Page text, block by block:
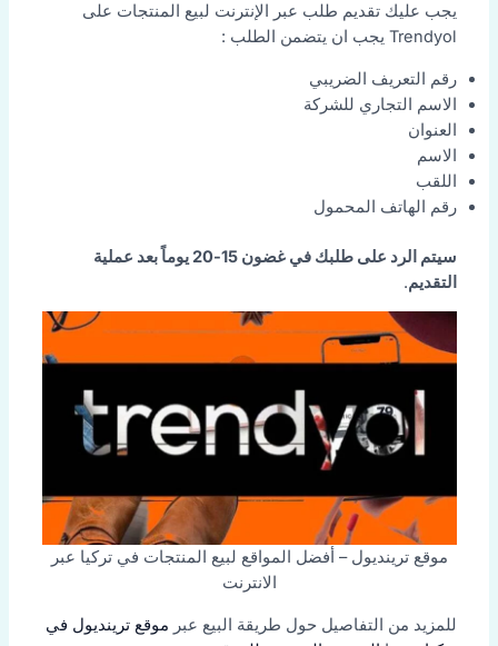
يجب عليك تقديم طلب عبر الإنترنت لبيع المنتجات على
Trendyol يجب ان يتضمن الطلب :
رقم التعريف الضريبي
الاسم التجاري للشركة
العنوان
الاسم
اللقب
رقم الهاتف المحمول
سيتم الرد على طلبك في غضون 15-20 يوماً بعد عملية
التقديم.
موقع ترينديول – أفضل المواقع لبيع المنتجات في تركيا عبر
الانترنت
للمزيد من التفاصيل حول طريقة البيع عبر موقع ترينديول في